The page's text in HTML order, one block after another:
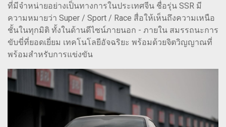
ที่มีจำหน่ายอย่างเป็นทางการในประเทศจีน ชื่อรุ่น SSR มี
ความหมายว่า Super / Sport / Race สื่อให้เห็นถึงความเหนือ
ชั้นในทุกมิติ ทั้งในด้านดีไซน์ภายนอก - ภายใน สมรรถนะการ
ขับขี่ที่ยอดเยี่ยม เทคโนโลยีอัจฉริยะ พร้อมด้วยจิตวิญญาณที่
พร้อมสำหรับการแข่งขัน